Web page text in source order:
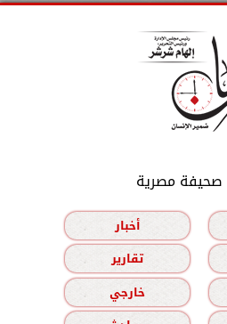
صحيفة مصرية
أخبار
تقارير
خارجي